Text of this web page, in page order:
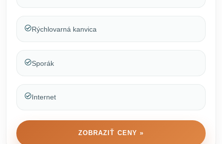
Rýchlovarná kanvica
Sporák
Internet
ZOBRAZIŤ CENY »